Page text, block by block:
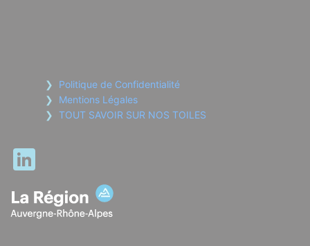
Politique de Confidentialité
Mentions Légales
TOUT SAVOIR SUR NOS TOILES